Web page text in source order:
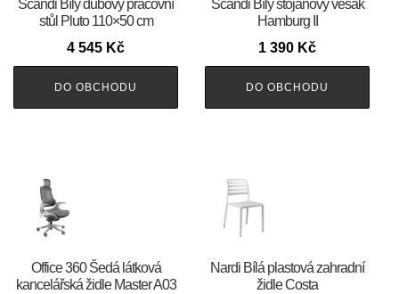
Scandi Bílý dubový pracovní
stůl Pluto 110×50 cm
4 545 Kč
DO OBCHODU
Scandi Bílý stojanový věšák
Hamburg II
1 390 Kč
DO OBCHODU
Office 360 Šedá látková
kancelářská židle Master A03
Nardi Bílá plastová zahradní
židle Costa